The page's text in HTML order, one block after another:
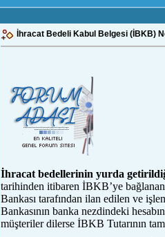
İhracat Bedeli Kabul Belgesi (İBKB)
İhracat bedellerinin yurda
tarihinden itibaren İBKB’ye
Bankası tarafından ilan edilen ve
Bankasının banka nezdindeki
müşteriler dilerse İBKB Tutarının